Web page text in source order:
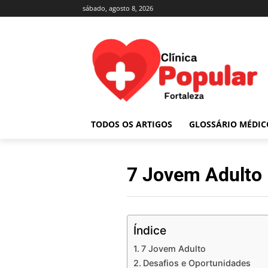
sábado, agosto 8, 2026
TODOS OS ARTIGOS GLOSSÁRIO
7 Jovem Adulto
Índice
7 Jovem Adulto
Desafios e Oportunidades